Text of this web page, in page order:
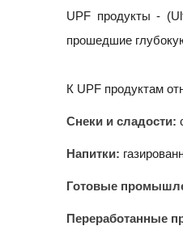
UPF продукты -
прошедшие
К UPF продуктам
Снеки и сладости:
Напитки:
Готовые
Переработанные